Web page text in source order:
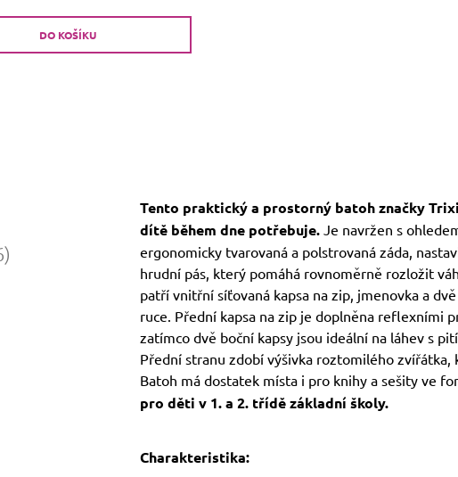
DO KOŠÍKU
Tento praktický a prostorný batoh značky
dítě během dne potřebuje.Je navržen s
ergonomicky tvarovaná a polstrovaná záda,
hrudní pás, který pomáhá rovnoměrně rozložit
patří vnitřní síťovaná kapsa na zip, jmenovka a
ruce. Přední kapsa na zip je doplněna reflexními
zatímco dvě boční kapsy jsou ideální na láhev s
Přední stranu zdobí výšivka roztomilého zvířátka,
Batoh má dostatek místa i pro knihy a sešity ve
pro děti v 1. a 2. třídě základní školy.
Charakteristika: